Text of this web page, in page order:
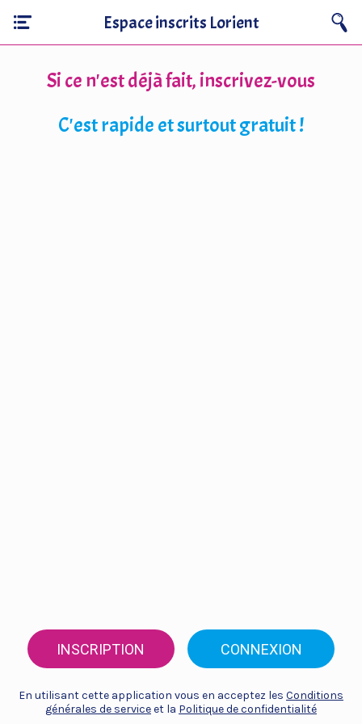
Espace inscrits Lorient
Si ce n'est déjà fait, inscrivez-vous
C'est rapide et surtout gratuit !
INSCRIPTION CONNEXION
En utilisant cette application vous en acceptez les Conditions
générales de serviceet la Politique de confidentialité